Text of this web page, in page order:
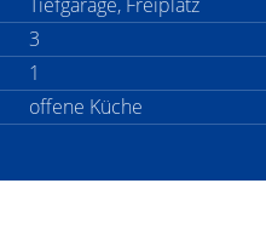
3
1
offene Küche